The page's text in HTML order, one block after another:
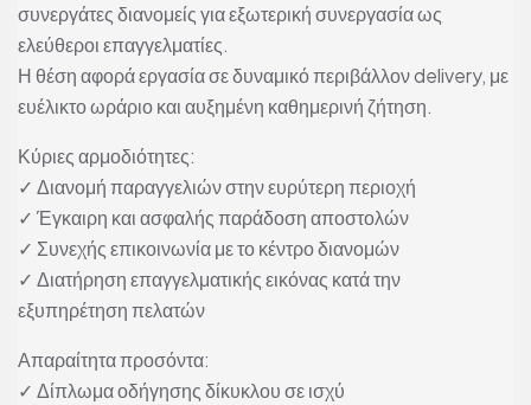
συνεργάτες διανομείς για εξωτερική συνεργασία ως
ελεύθεροι επαγγελματίες.
Η θέση αφορά εργασία σε δυναμικό περιβάλλον delivery, με
ευέλικτο ωράριο και αυξημένη καθημερινή ζήτηση.
Κύριες αρμοδιότητες:
✓ Διανομή παραγγελιών στην ευρύτερη περιοχή
✓ Έγκαιρη και ασφαλής παράδοση αποστολών
✓ Συνεχής επικοινωνία με το κέντρο διανομών
✓ Διατήρηση επαγγελματικής εικόνας κατά την
εξυπηρέτηση πελατών
Απαραίτητα προσόντα:
✓ Δίπλωμα οδήγησης δίκυκλου σε ισχύ